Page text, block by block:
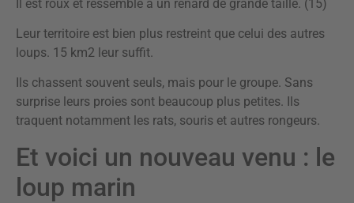
Il est roux et ressemble à un renard de grande taille. (15)
Leur territoire est bien plus restreint que celui des autres
loups. 15 km2 leur suffit.
Ils chassent souvent seuls, mais pour le groupe. Sans
surprise leurs proies sont beaucoup plus petites. Ils
traquent notamment les rats, souris et autres rongeurs.
Et voici un nouveau venu : le
loup marin